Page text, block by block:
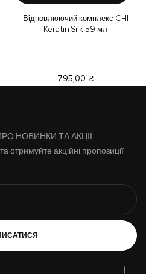
Відновлюючий комплекс CHI
Keratin Silk 59 мл
795,00 ₴
НОВИНКИ ТА АКЦІЇ
отримуйте акційні пропозиції